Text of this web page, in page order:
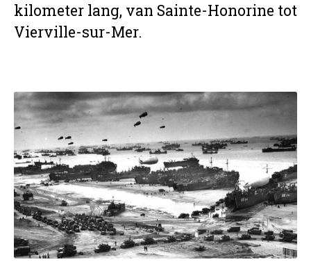
kilometer lang, van Sainte-Honorine tot
Vierville-sur-Mer.